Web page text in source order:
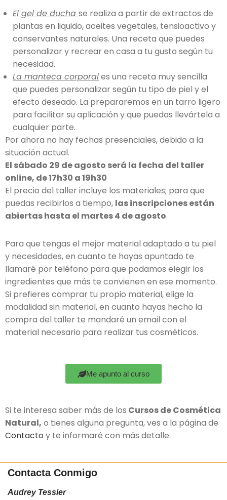
El gel de ducha se realiza a partir de extractos de
plantas en liquido, aceites vegetales, tensioactivo y
conservantes naturales. Una receta que puedes
personalizar y recrear en casa a tu gusto según tu
necesidad.
La manteca corporales una receta muy sencilla
que puedes personalizar según tu tipo de piel y el
efecto deseado. La prepararemos en un tarro ligero
para facilitar su aplicación y que puedas llevártela a
cualquier parte.
Por ahora no hay fechas presenciales, debido a la
situación actual.
El sábado 29 de agosto será la fecha del taller
online, de 17h30 a 19h30
El precio del taller incluye los materiales; para que
puedas recibirlos a tiempo, las inscripciones están
abiertas hasta el martes 4 de agosto.
Para que tengas el mejor material adaptado a tu piel
y necesidades, en cuanto te hayas apuntado te
llamaré por teléfono para que podamos elegir los
ingredientes que más te convienen en ese momento.
Si prefieres comprar tu propio material, elige la
modalidad sin material, en cuanto hayas hecho la
compra del taller te mandaré un email con el
material necesario para realizar tus cosméticos.
Me apunto al curso
Si te interesa saber más de los Cursos de Cosmética
Natural, o tienes alguna pregunta, ves a la página de
Contacto y te informaré con más detalle.
Contacta Conmigo
Audrey Tessier